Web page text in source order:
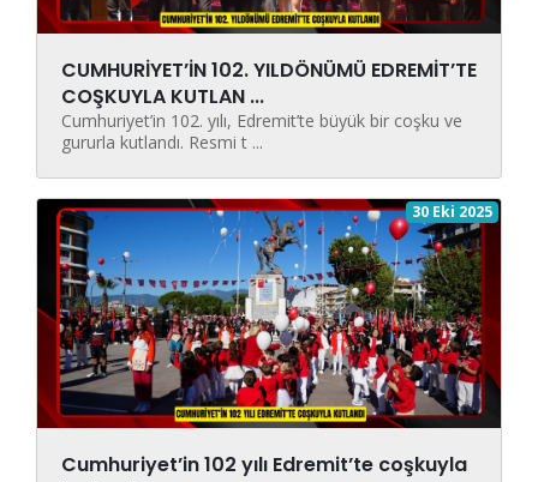
CUMHURİYET’İN 102. YILDÖNÜMÜ EDREMİT’TE
COŞKUYLA KUTLAN ...
Cumhuriyet’in 102. yılı, Edremit’te büyük bir coşku ve
gururla kutlandı. Resmi t ...
30 Eki 2025
Cumhuriyet’in 102 yılı Edremit’te coşkuyla